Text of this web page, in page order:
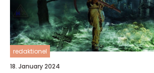
redaktionel
18. January 2024